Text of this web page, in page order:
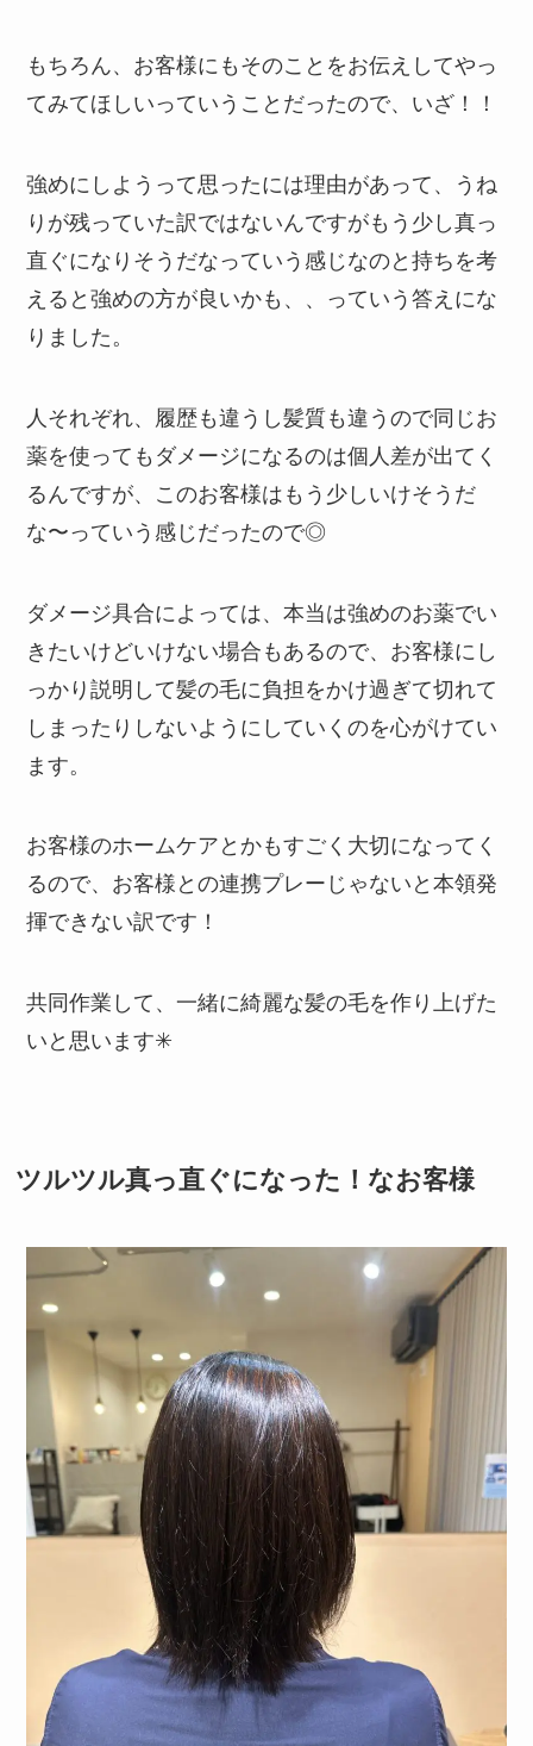
もちろん、お客様にもそのことをお伝えしてやっ
てみてほしいっていうことだったので、いざ！！
強めにしようって思ったには理由があって、うね
りが残っていた訳ではないんですがもう少し真っ
直ぐになりそうだなっていう感じなのと持ちを考
えると強めの方が良いかも、、っていう答えにな
りました。
人それぞれ、履歴も違うし髪質も違うので同じお
薬を使ってもダメージになるのは個人差が出てく
るんですが、このお客様はもう少しいけそうだ
な〜っていう感じだったので◎
ダメージ具合によっては、本当は強めのお薬でい
きたいけどいけない場合もあるので、お客様にし
っかり説明して髪の毛に負担をかけ過ぎて切れて
しまったりしないようにしていくのを心がけてい
ます。
お客様のホームケアとかもすごく大切になってく
るので、お客様との連携プレーじゃないと本領発
揮できない訳です！
共同作業して、一緒に綺麗な髪の毛を作り上げた
いと思います✳︎
ツルツル真っ直ぐになった！なお客様